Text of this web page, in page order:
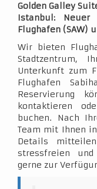
Golden Galley
Istanbul: Neuer
Flughafen (SAW)
Wir bieten
Stadtzentrum,
Unterkunft zum
Flughafen
Reservierung
kontaktieren
buchen. Nach
Team mit Ihnen
Details
stressfreien und
gerne zur